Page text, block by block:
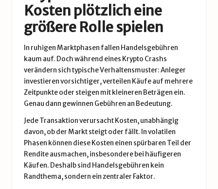
Kosten plötzlich eine
größere Rolle spielen
In ruhigen Marktphasen fallen Handelsgebühren
kaum auf. Doch während eines Krypto Crashs
verändern sich typische Verhaltensmuster: Anleger
investieren vorsichtiger, verteilen Käufe auf mehrere
Zeitpunkte oder steigen mit kleineren Beträgen ein.
Genau dann gewinnen Gebühren an Bedeutung.
Jede Transaktion verursacht Kosten, unabhängig
davon, ob der Markt steigt oder fällt. In volatilen
Phasen können diese Kosten einen spürbaren Teil der
Rendite ausmachen, insbesondere bei häufigeren
Käufen. Deshalb sind Handelsgebühren kein
Randthema, sondern ein zentraler Faktor.